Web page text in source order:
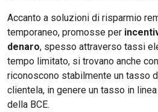
Accanto a soluzioni di risparmio
temporaneo, promosse per
denaro, spesso attraverso tassi
tempo limitato, si trovano anche
riconoscono stabilmente un tasso
clientela, in genere un tasso in
della BCE.